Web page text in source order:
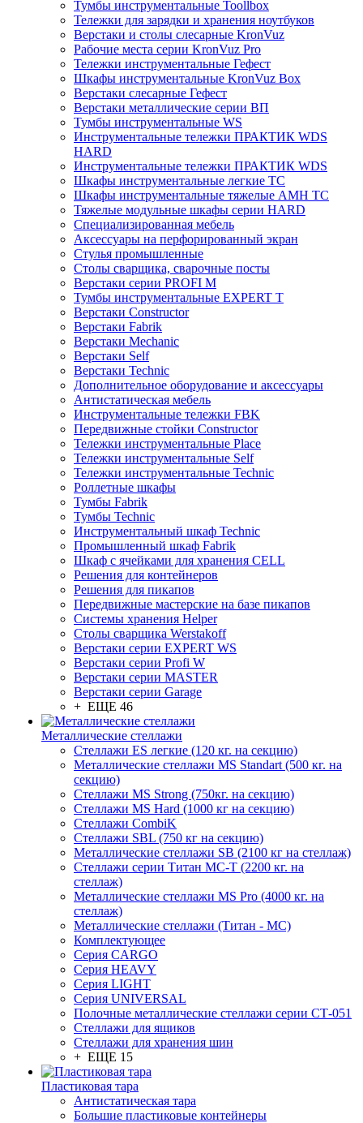
Тумбы инструментальные Toollbox
Тележки для зарядки и хранения ноутбуков
Верстаки и столы слесарные KronVuz
Рабочие места серии KronVuz Pro
Тележки инструментальные Гефест
Шкафы инструментальные KronVuz Box
Верстаки слесарные Гефест
Верстаки металлические серии ВП
Тумбы инструментальные WS
Инструментальные тележки ПРАКТИК WDS
HARD
Инструментальные тележки ПРАКТИК WDS
Шкафы инструментальные легкие ТС
Шкафы инструментальные тяжелые AMH TC
Тяжелые модульные шкафы серии HARD
Cпециализированная мебель
Аксессуары на перфорированный экран
Стулья промышленные
Столы сварщика, сварочные посты
Верстаки серии PROFI M
Тумбы инструментальные EXPERT T
Верстаки Constructor
Верстаки Fabrik
Верстаки Mechanic
Верстаки Self
Верстаки Technic
Дополнительное оборудование и аксессуары
Антистатическая мебель
Инструментальные тележки FBK
Передвижные стойки Constructor
Тележки инструментальные Place
Тележки инструментальные Self
Тележки инструментальные Technic
Роллетные шкафы
Тумбы Fabrik
Тумбы Technic
Инструментальный шкаф Technic
Промышленный шкаф Fabrik
Шкаф с ячейками для хранения CELL
Решения для контейнеров
Решения для пикапов
Передвижные мастерские на базе пикапов
Системы хранения Helper
Столы сварщика Werstakoff
Верстаки серии EXPERT WS
Верстаки серии Profi W
Верстаки серии MASTER
Верстаки серии Garage
+ ЕЩЕ 46
Металлические стеллажи
Стеллажи ES легкие (120 кг. на секцию)
Металлические стеллажи MS Standart (500 кг. на
секцию)
Стеллажи MS Strong (750кг. на секцию)
Стеллажи MS Hard (1000 кг на секцию)
Стеллажи CombiK
Стеллажи SBL (750 кг на секцию)
Металлические стеллажи SB (2100 кг на стеллаж)
Стеллажи серии Титан МС-Т (2200 кг. на
стеллаж)
Металлические стеллажи MS Pro (4000 кг. на
стеллаж)
Металлические стеллажи (Титан - МС)
Комплектующее
Серия CARGO
Серия HEAVY
Серия LIGHT
Серия UNIVERSAL
Полочные металлические стеллажи серии СТ-051
Стеллажи для ящиков
Стеллажи для хранения шин
+ ЕЩЕ 15
Пластиковая тара
Антистатическая тара
Большие пластиковые контейнеры